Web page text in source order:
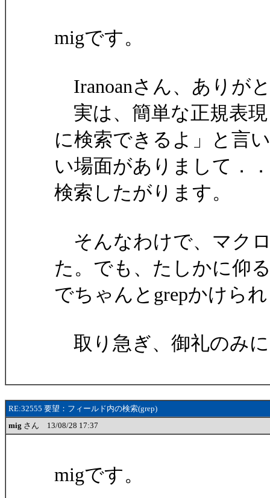
migです。
Iranoanさん、ありが
実は、簡単な正規表
に検索できるよ」と言
い場面がありまして．
検索したがります。
そんなわけで、マク
た。でも、たしかに仰
でちゃんとgrepかけら
取り急ぎ、御礼のみ
RE:32555 要望：フィールド内の検索(grep)
mig さん 13/08/28 17:37
migです。